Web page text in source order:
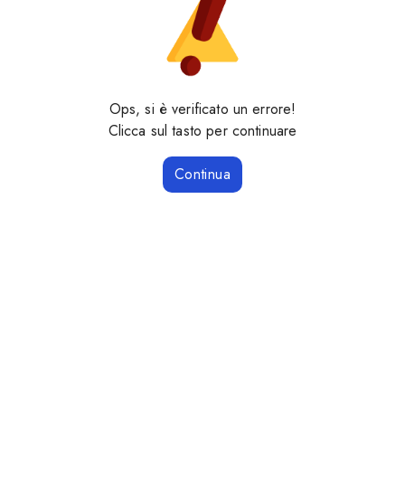
Ops, si è verificato un errore!
Clicca sul tasto per continuare
Continua